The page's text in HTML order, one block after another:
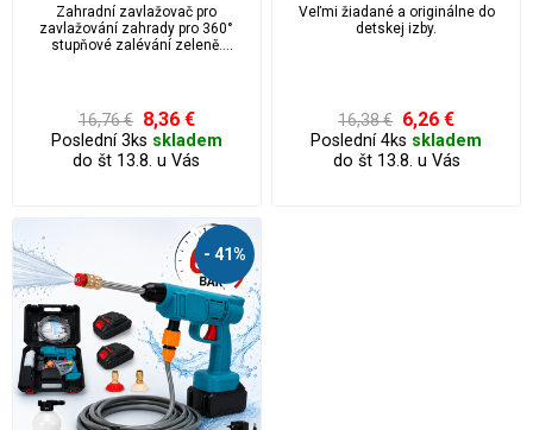
Zahradní zavlažovač pro
zavlažování zahrady pro 360°
stupňové zalévání zeleně.
nasměrovat podle vašich potřeb
zajišťují rovnoměrné zalití.
Materiál: ABS / PVC Barva: zelená
Velikost: 12,2 x 9,4 x 9,5 cm
16,76 € 8,36 €
Poslední 3ks skladem
do št 13.8. u Vás
Veľmi žiadané a originálne do
detskej izby.
16,38 € 6,26 €
Poslední 4ks skladem
do št 13.8. u Vás
- 41%